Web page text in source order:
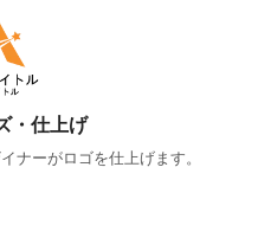
・仕上げ
ナーがロゴを仕上げます。